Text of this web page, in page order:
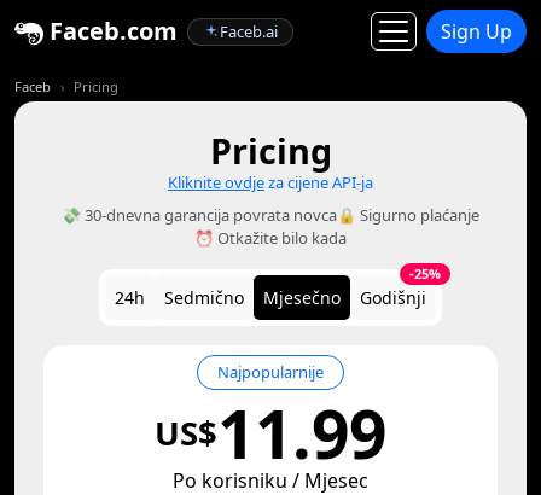
Faceb.com Faceb.ai Sign Up
Faceb Pricing
Pricing
Kliknite ovdjeza cijene API-ja
💸 30-dnevna garancija povrata novca🔒 Sigurno plaćanje
⏰ Otkažite bilo kada
24h Sedmično Mjesečno Godišnji
-25%
Najpopularnije
US$11.99
Po korisniku / Mjesec